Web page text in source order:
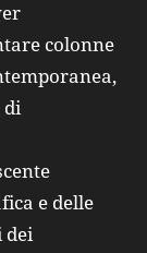
colonne
di
e delle
dei